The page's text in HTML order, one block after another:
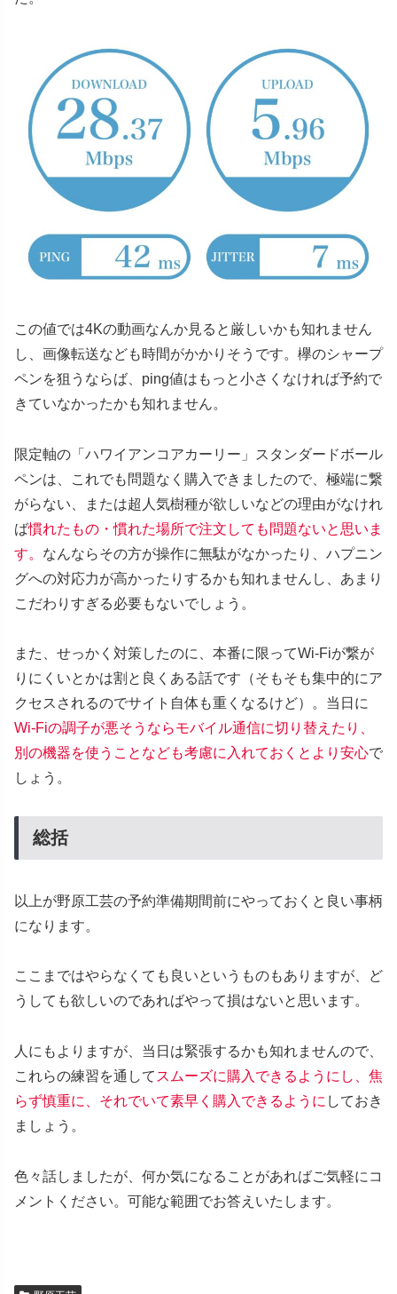
この値では4Kの動画なんか見ると厳しいかも知れません
し、画像転送なども時間がかかりそうです。欅のシャープ
ペンを狙うならば、ping値はもっと小さくなければ予約で
きていなかったかも知れません。
限定軸の「ハワイアンコアカーリー」スタンダードボール
ペンは、これでも問題なく購入できましたので、極端に繋
がらない、または超人気樹種が欲しいなどの理由がなけれ
ば慣れたもの・慣れた場所で注文しても問題ないと思いま
す。 なんならその方が操作に無駄がなかったり、ハプニン
グへの対応力が高かったりするかも知れませんし、あまり
こだわりすぎる必要もないでしょう。
また、せっかく対策したのに、本番に限ってWi-Fiが繋が
りにくいとかは割と良くある話です（そもそも集中的にア
クセスされるのでサイト自体も重くなるけど）。当日に
Wi-Fiの調子が悪そうならモバイル通信に切り替えたり、
別の機器を使うことなども考慮に入れておくとより安心で
しょう。
総括
以上が野原工芸の予約準備期間前にやっておくと良い事柄
になります。
ここまではやらなくても良いというものもありますが、ど
うしても欲しいのであればやって損はないと思います。
人にもよりますが、当日は緊張するかも知れませんので、
これらの練習を通して スムーズに購入できるようにし、焦
らず慎重に、それでいて素早く購入できるように しておき
ましょう。
色々話しましたが、何か気になることがあればご気軽にコ
メントください。可能な範囲でお答えいたします。